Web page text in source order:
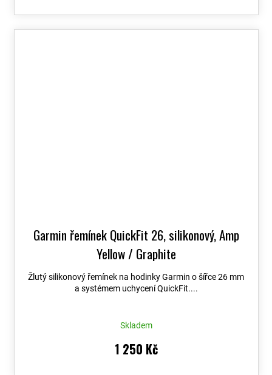
Garmin řemínek QuickFit 26, silikonový, Amp
Yellow / Graphite
Žlutý silikonový řemínek na hodinky Garmin o šířce 26 mm
a systémem uchycení QuickFit....
Skladem
1 250 Kč